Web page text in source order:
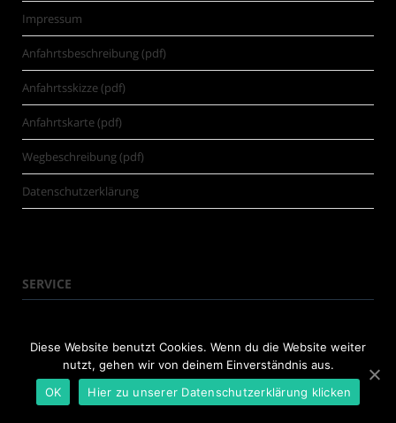
Impressum
Anfahrtsbeschreibung (pdf)
Anfahrtsskizze (pdf)
Anfahrtskarte (pdf)
Wegbeschreibung (pdf)
Datenschutzerklärung
SERVICE
Pressemitteilung einreichen
Lexikon
Diese Website benutzt Cookies. Wenn du die Website weiter
nutzt, gehen wir von deinem Einverständnis aus.
OK
Hier zu unserer Datenschutzerklärung klicken